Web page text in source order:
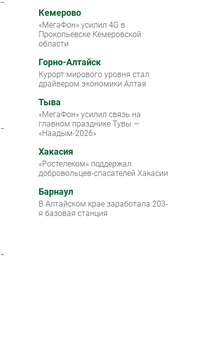
Кемерово
«МегаФон» усилил 4G в
Прокопьевске Кемеровской
области
Горно-Алтайск
Курорт мирового уровня стал
драйвером экономики Алтая
Тыва
«МегаФон» усилил связь на
главном празднике Тувы —
«Наадым-2026»
Хакасия
«Ростелеком» поддержал
добровольцев-спасателей Хакасии
Барнаул
В Алтайском крае заработала 203-
я базовая станция